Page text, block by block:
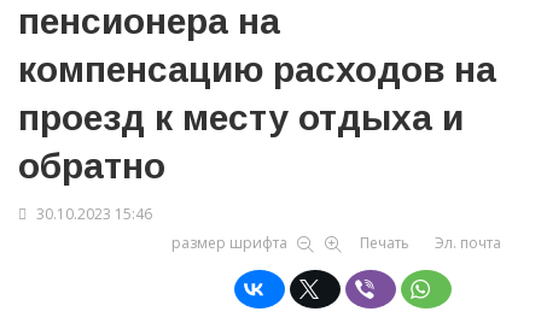
пенсионера на
компенсацию расходов на
проезд к месту отдыха и
обратно
30.10.2023 15:46
размер шрифта
Печать Эл. почта